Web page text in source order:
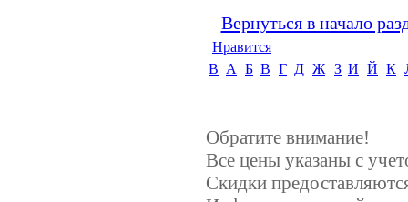
Вернуться в начало
Нравится
B А Б В Г Д Ж З И Й К
Обратите внимание!
Все цены указаны с
Скидки